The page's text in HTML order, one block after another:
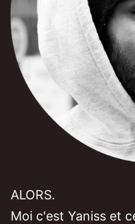
ALORS.
Moi c'est Yaniss et